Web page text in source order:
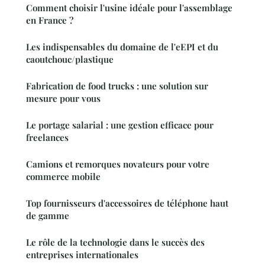
Comment choisir l'usine idéale pour l'assemblage
en France ?
Les indispensables du domaine de l'eEPI et du
caoutchouc/plastique
Fabrication de food trucks : une solution sur
mesure pour vous
Le portage salarial : une gestion efficace pour
freelances
Camions et remorques novateurs pour votre
commerce mobile
Top fournisseurs d'accessoires de téléphone haut
de gamme
Le rôle de la technologie dans le succès des
entreprises internationales